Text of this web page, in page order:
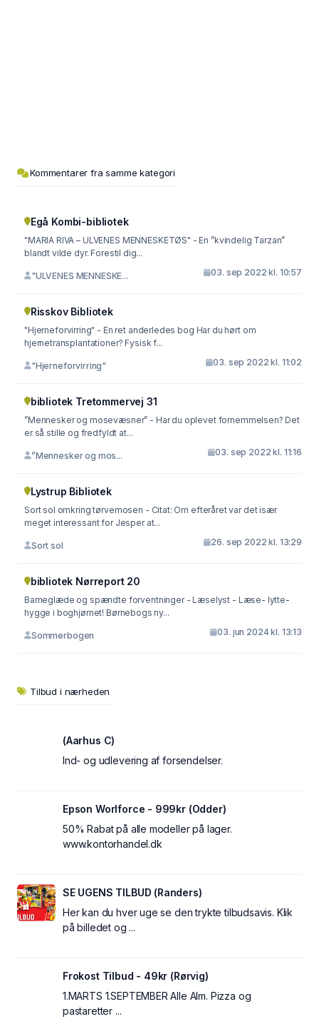
Kommentarer fra samme kategori
Egå Kombi-bibliotek
"MARIA RIVA – ULVENES MENNESKETØS" - En ”kvindelig Tarzan”
blandt vilde dyr. Forestil dig...
"ULVENES MENNESKE... 03. sep 2022 kl. 10:57
Risskov Bibliotek
"Hjerneforvirring" - En ret anderledes bog Har du hørt om
hjernetransplantationer? Fysisk f...
"Hjerneforvirring" 03. sep 2022 kl. 11:02
bibliotek Tretommervej 31
”Mennesker og mosevæsner” - Har du oplevet fornemmelsen? Det
er så stille og fredfyldt at...
”Mennesker og mos... 03. sep 2022 kl. 11:16
Lystrup Bibliotek
Sort sol omkring tørvemosen - Citat: Om efteråret var det især
meget interessant for Jesper at...
Sort sol 26. sep 2022 kl. 13:29
bibliotek Nørreport 20
Barneglæde og spændte forventninger - Læselyst - Læse- lytte-
hygge i boghjørnet! Børnebogs ny...
Sommerbogen 03. jun 2024 kl. 13:13
Tilbud i nærheden
(Aarhus C)
Ind- og udlevering af forsendelser.
Epson Worlforce - 999kr (Odder)
50% Rabat på alle modeller på lager.
www.kontorhandel.dk
SE UGENS TILBUD (Randers)
Her kan du hver uge se den trykte tilbudsavis. Klik
på billedet og ...
Frokost Tilbud - 49kr (Rørvig)
1.MARTS 1.SEPTEMBER Alle Alm. Pizza og
pastaretter ...